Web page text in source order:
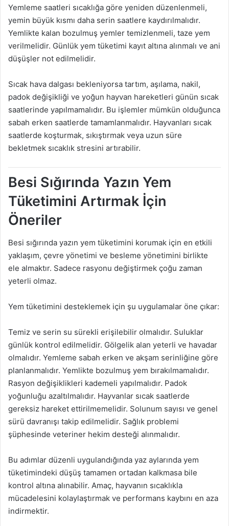
Yemleme saatleri sıcaklığa göre yeniden düzenlenmeli,
yemin büyük kısmı daha serin saatlere kaydırılmalıdır.
Yemlikte kalan bozulmuş yemler temizlenmeli, taze yem
verilmelidir. Günlük yem tüketimi kayıt altına alınmalı ve ani
düşüşler not edilmelidir.
Sıcak hava dalgası bekleniyorsa tartım, aşılama, nakil,
padok değişikliği ve yoğun hayvan hareketleri günün sıcak
saatlerinde yapılmamalıdır. Bu işlemler mümkün olduğunca
sabah erken saatlerde tamamlanmalıdır. Hayvanları sıcak
saatlerde koşturmak, sıkıştırmak veya uzun süre
bekletmek sıcaklık stresini artırabilir.
Besi Sığırında Yazın Yem
Tüketimini Artırmak İçin
Öneriler
Besi sığırında yazın yem tüketimini korumak için en etkili
yaklaşım, çevre yönetimi ve besleme yönetimini birlikte
ele almaktır. Sadece rasyonu değiştirmek çoğu zaman
yeterli olmaz.
Yem tüketimini desteklemek için şu uygulamalar öne çıkar:
Temiz ve serin su sürekli erişilebilir olmalıdır. Suluklar
günlük kontrol edilmelidir. Gölgelik alan yeterli ve havadar
olmalıdır. Yemleme sabah erken ve akşam serinliğine göre
planlanmalıdır. Yemlikte bozulmuş yem bırakılmamalıdır.
Rasyon değişiklikleri kademeli yapılmalıdır. Padok
yoğunluğu azaltılmalıdır. Hayvanlar sıcak saatlerde
gereksiz hareket ettirilmemelidir. Solunum sayısı ve genel
sürü davranışı takip edilmelidir. Sağlık problemi
şüphesinde veteriner hekim desteği alınmalıdır.
Bu adımlar düzenli uygulandığında yaz aylarında yem
tüketimindeki düşüş tamamen ortadan kalkmasa bile
kontrol altına alınabilir. Amaç, hayvanın sıcaklıkla
mücadelesini kolaylaştırmak ve performans kaybını en aza
indirmektir.